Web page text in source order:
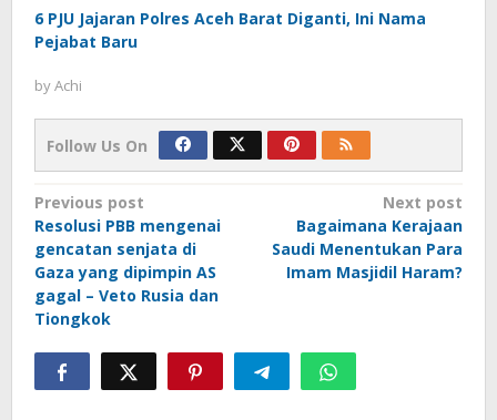
6 PJU Jajaran Polres Aceh Barat Diganti, Ini Nama
Pejabat Baru
byAchi
Follow Us On
Post
navigation
Previous post
Resolusi PBB mengenai
gencatan senjata di
Gaza yang dipimpin AS
gagal – Veto Rusia dan
Tiongkok
Next post
Bagaimana Kerajaan
Saudi Menentukan Para
Imam Masjidil Haram?